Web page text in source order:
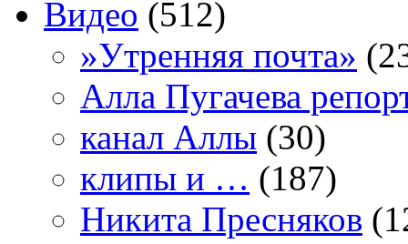
Видео (512)
»Утренняя почта»
Алла Пугачева
канал Аллы (30)
клипы и … (187)
Никита Пресняков